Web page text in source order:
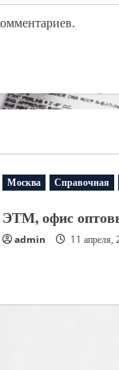
Москва Справочная
ЭТМ, офис
admin 11 апреля,